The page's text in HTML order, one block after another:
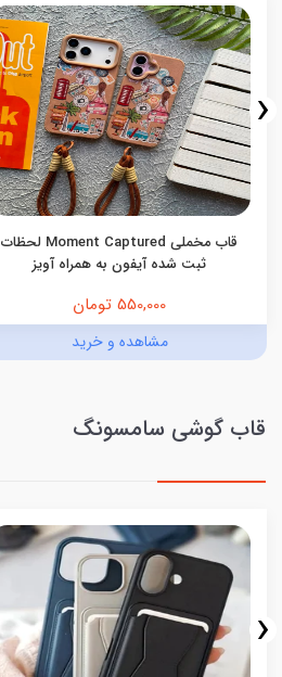
قاب مخملی Moment Captured لحظات
ثبت شده آیفون به همراه آویز
550,000 تومان
مشاهده و خرید
‹
قاب گوشی سامسونگ
‹